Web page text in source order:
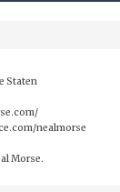
Staten
nealmorse
Morse.